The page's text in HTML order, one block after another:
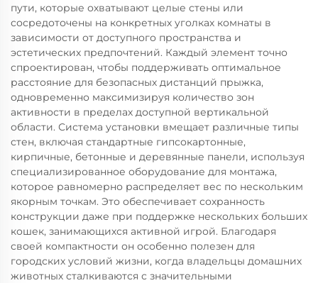
пути, которые охватывают целые стены или
сосредоточены на конкретных уголках комнаты в
зависимости от доступного пространства и
эстетических предпочтений. Каждый элемент точно
спроектирован, чтобы поддерживать оптимальное
расстояние для безопасных дистанций прыжка,
одновременно максимизируя количество зон
активности в пределах доступной вертикальной
области. Система установки вмещает различные типы
стен, включая стандартные гипсокартонные,
кирпичные, бетонные и деревянные панели, используя
специализированное оборудование для монтажа,
которое равномерно распределяет вес по нескольким
якорным точкам. Это обеспечивает сохранность
конструкции даже при поддержке нескольких больших
кошек, занимающихся активной игрой. Благодаря
своей компактности он особенно полезен для
городских условий жизни, когда владельцы домашних
животных сталкиваются с значительными